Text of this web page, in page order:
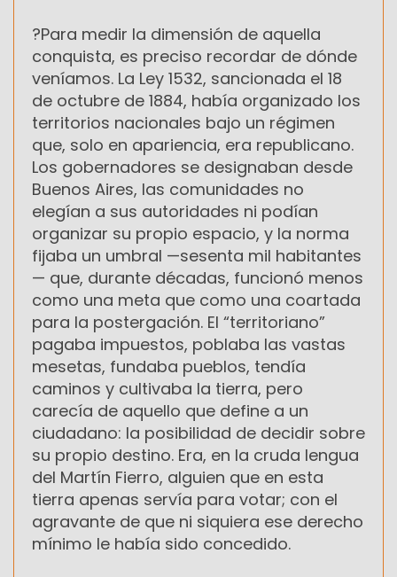
?Para medir la dimensión de aquella
conquista, es preciso recordar de dónde
veníamos. La Ley 1532, sancionada el 18
de octubre de 1884, había organizado los
territorios nacionales bajo un régimen
que, solo en apariencia, era republicano.
Los gobernadores se designaban desde
Buenos Aires, las comunidades no
elegían a sus autoridades ni podían
organizar su propio espacio, y la norma
fijaba un umbral —sesenta mil habitantes
— que, durante décadas, funcionó menos
como una meta que como una coartada
para la postergación. El “territoriano”
pagaba impuestos, poblaba las vastas
mesetas, fundaba pueblos, tendía
caminos y cultivaba la tierra, pero
carecía de aquello que define a un
ciudadano: la posibilidad de decidir sobre
su propio destino. Era, en la cruda lengua
del Martín Fierro, alguien que en esta
tierra apenas servía para votar; con el
agravante de que ni siquiera ese derecho
mínimo le había sido concedido.